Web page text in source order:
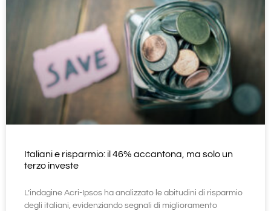
Italiani e risparmio: il 46% accantona, ma solo un
terzo investe
L’indagine Acri-Ipsos ha analizzato le abitudini di risparmio
degli italiani, evidenziando segnali di miglioramento